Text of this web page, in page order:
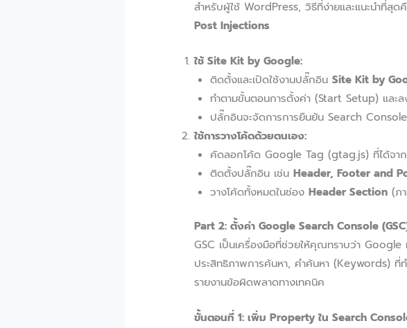
สำหรับผู้ใช้ WordPress, วิธีที่ง่ายและแนะนำที่สุ
Post Injections
ใช้ Site Kit by Google:
ติดตั้งและเปิดใช้งานปลั๊กอิน Site Kit by
ทำตามขั้นตอนการตั้งค่า (Start Setup) และ
ปลั๊กอินจะจัดการการยืนยัน Search
ใช้การวางโค้ดด้วยตนเอง:
คัดลอกโค้ด Google Tag (gtag.js) ที่ได้จา
ติดตั้งปลั๊กอิน เช่น Header, Footer and
วางโค้ดทั้งหมดในช่อง Header Section(ภา
Part 2: ตั้งค่า Google Search Console (GSC)
GSC เป็นเครื่องมือที่ช่วยให้คุณทราบว่า
ประสิทธิภาพการค้นหา, คำค้นหา (Keywords)
รายงานข้อผิดพลาดทางเทคนิค
ขั้นตอนที่ 1: เพิ่ม Property ใน Search